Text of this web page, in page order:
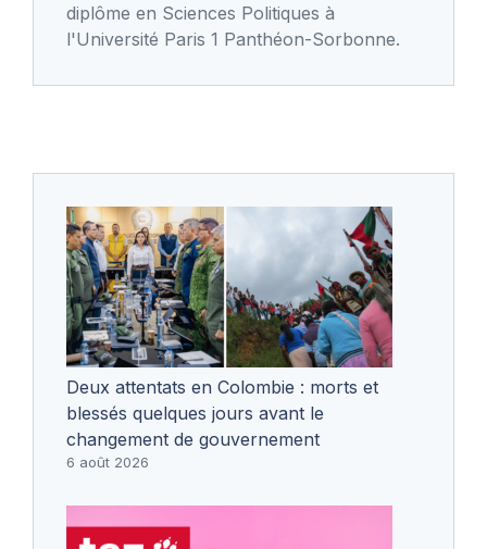
diplôme en Sciences Politiques à
l'Université Paris 1 Panthéon-Sorbonne.
Deux attentats en Colombie : morts et
blessés quelques jours avant le
changement de gouvernement
6 août 2026